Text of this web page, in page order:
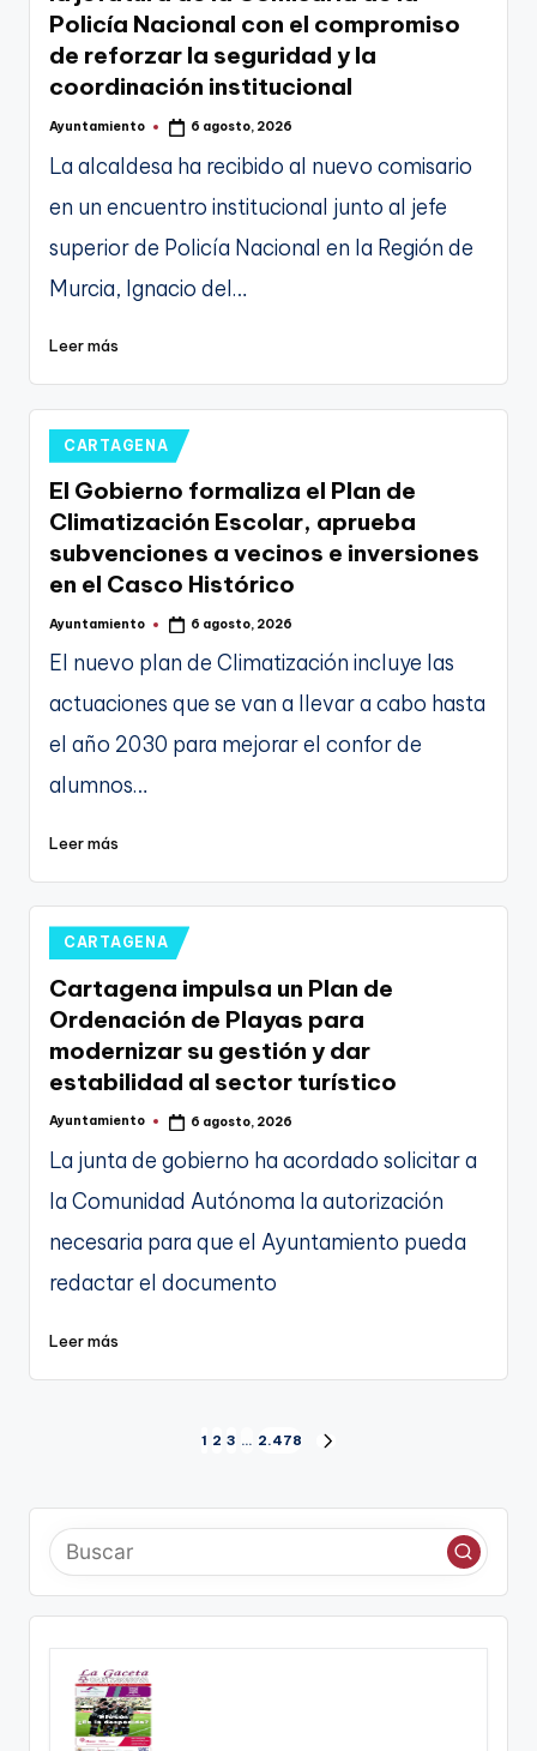
Policía Nacional con el compromiso
de reforzar la seguridad y la
coordinación institucional
Publicado
Ayuntamiento 6 agosto, 2026
La alcaldesa ha recibido al nuevo comisario
en un encuentro institucional junto al jefe
superior de Policía Nacional en la Región de
Murcia, Ignacio del…
Leer más
Publicado
CARTAGENA
El Gobierno formaliza el Plan de
Climatización Escolar, aprueba
subvenciones a vecinos e inversiones
en el Casco Histórico
Publicado
Ayuntamiento 6 agosto, 2026
El nuevo plan de Climatización incluye las
actuaciones que se van a llevar a cabo hasta
el año 2030 para mejorar el confor de
alumnos…
Leer más
Publicado
CARTAGENA
Cartagena impulsa un Plan de
Ordenación de Playas para
modernizar su gestión y dar
estabilidad al sector turístico
Publicado
Ayuntamiento 6 agosto, 2026
La junta de gobierno ha acordado solicitar a
la Comunidad Autónoma la autorización
necesaria para que el Ayuntamiento pueda
redactar el documento
Leer más
Paginación
entradas
1 2 3 … 2.478